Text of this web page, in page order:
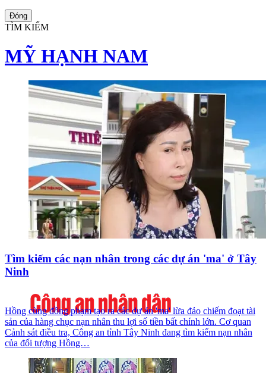
Đóng
TÌM KIẾM
MỸ HẠNH NAM
Tìm kiếm các nạn nhân trong các dự án 'ma' ở Tây
Ninh
Hồng cùng đồng phạm tạo ra các dự án 'ma' lừa đảo chiếm đoạt tài
sản của hàng chục nạn nhân thu lợi số tiền bất chính lớn. Cơ quan
Cảnh sát điều tra, Công an tỉnh Tây Ninh đang tìm kiếm nạn nhân
của đối tượng Hồng…